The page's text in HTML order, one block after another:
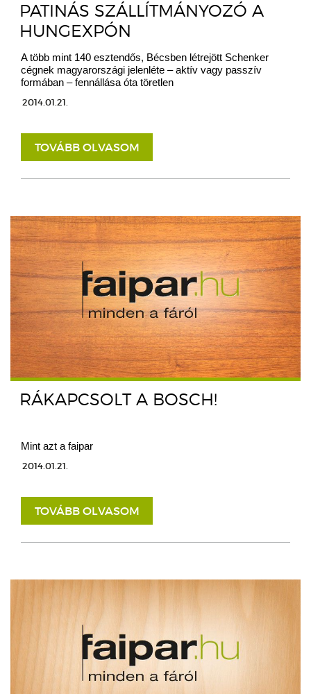
PATINÁS SZÁLLÍTMÁNYOZÓ A
HUNGEXPÓN
A több mint 140 esztendős, Bécsben létrejött Schenker
cégnek magyarországi jelenléte – aktív vagy passzív
formában – fennállása óta töretlen
2014.01.21.
TOVÁBB OLVASOM
RÁKAPCSOLT A BOSCH!
Mint azt a faipar
2014.01.21.
TOVÁBB OLVASOM